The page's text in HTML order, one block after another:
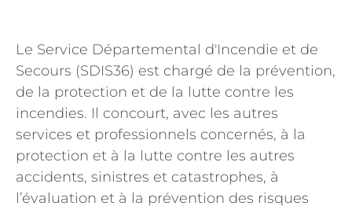
Le Service Départemental d'Incendie et de
Secours (SDIS36) est chargé de la prévention,
de la protection et de la lutte contre les
incendies. Il concourt, avec les autres
services et professionnels concernés, à la
protection et à la lutte contre les autres
accidents, sinistres et catastrophes, à
l’évaluation et à la prévention des risques